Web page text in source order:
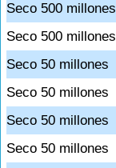
Seco 500 millones
Seco 500 millones
Seco 50 millones
Seco 50 millones
Seco 50 millones
Seco 50 millones